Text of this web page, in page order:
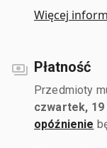
Więcej
Płatność
Przedmioty
czwartek,
opóźnienie